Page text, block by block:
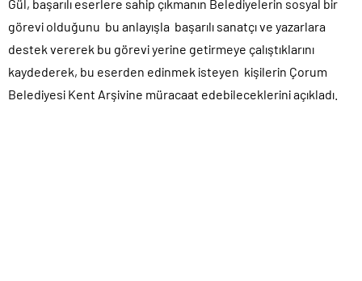
Gül, başarılı eserlere sahip çıkmanın Belediyelerin sosyal bir
görevi olduğunu bu anlayışla başarılı sanatçı ve yazarlara
destek vererek bu görevi yerine getirmeye çalıştıklarını
kaydederek, bu eserden edinmek isteyen kişilerin Çorum
Belediyesi Kent Arşivine müracaat edebileceklerini açıkladı.